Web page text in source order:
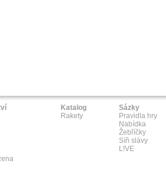
Katalog
Rakety
Sázky
Pravidla hry
Nabídka
Žebříčky
Síň slávy
L!VE